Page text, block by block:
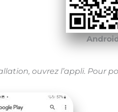
ouvrez l’appli. Pour